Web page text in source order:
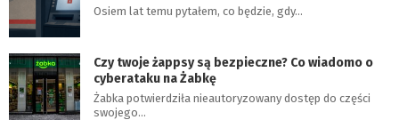
Osiem lat temu pytałem, co będzie, gdy…
Czy twoje żappsy są bezpieczne? Co wiadomo o
cyberataku na Żabkę
Żabka potwierdziła nieautoryzowany dostęp do części
swojego…